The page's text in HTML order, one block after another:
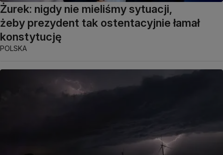
Żurek: nigdy nie mieliśmy sytuacji,
żeby prezydent tak ostentacyjnie łamał
konstytucję
POLSKA